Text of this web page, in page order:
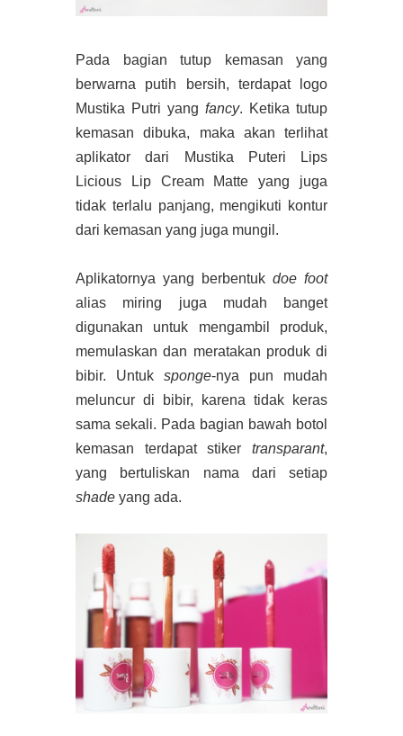
Pada bagian tutup kemasan yang
berwarna putih bersih, terdapat logo
Mustika Putri yang fancy. Ketika tutup
kemasan dibuka, maka akan terlihat
aplikator dari Mustika Puteri Lips
Licious Lip Cream Matte yang juga
tidak terlalu panjang, mengikuti kontur
dari kemasan yang juga mungil.
Aplikatornya yang berbentuk doe foot
alias miring juga mudah banget
digunakan untuk mengambil produk,
memulaskan dan meratakan produk di
bibir. Untuk sponge-nya pun mudah
meluncur di bibir, karena tidak keras
sama sekali. Pada bagian bawah botol
kemasan terdapat stiker transparant,
yang bertuliskan nama dari setiap
shade yang ada.